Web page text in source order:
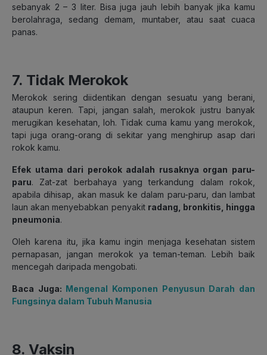
sebanyak 2 – 3 liter. Bisa juga jauh lebih banyak jika kamu
berolahraga, sedang demam, muntaber, atau saat cuaca
panas.
7. Tidak Merokok
Merokok sering diidentikan dengan sesuatu yang berani,
ataupun keren. Tapi, jangan salah, merokok justru banyak
merugikan kesehatan, loh. Tidak cuma kamu yang merokok,
tapi juga orang-orang di sekitar yang menghirup asap dari
rokok kamu.
Efek utama dari perokok adalah rusaknya organ paru-
paru. Zat-zat berbahaya yang terkandung dalam rokok,
apabila dihisap, akan masuk ke dalam paru-paru, dan lambat
laun akan menyebabkan penyakit radang, bronkitis, hingga
pneumonia.
Oleh karena itu, jika kamu ingin menjaga kesehatan sistem
pernapasan, jangan merokok ya teman-teman. Lebih baik
mencegah daripada mengobati.
Baca Juga: Mengenal Komponen Penyusun Darah dan
Fungsinya dalam Tubuh Manusia
8. Vaksin